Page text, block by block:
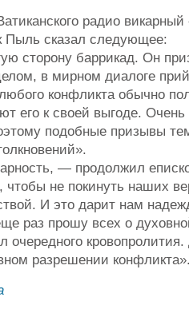
радио
Пыль сказал следующее:
сторону баррикад. Он
в мирном диалоге
конфликта обычно
его к своей выгоде. Очень
подобные призывы
— продолжил
не покинуть наших
И это дарит нам
раз прошу всех о
очередного
разрешении конфликта».